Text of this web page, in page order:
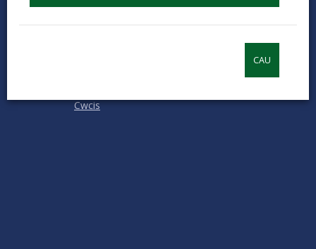
CAU
Cwcis